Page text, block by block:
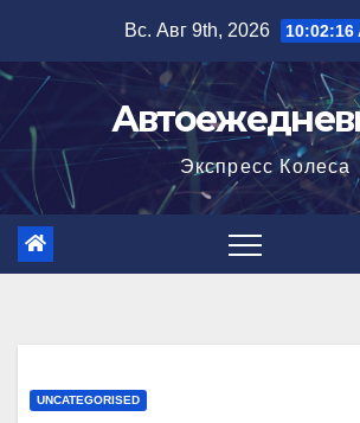
содержимому
Вс. Авг 9th, 2026 10:02:17
Экспресс Колеса
UNCATEGORISED